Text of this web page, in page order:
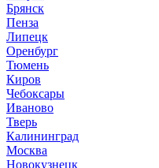
Брянск
Пенза
Липецк
Оренбург
Тюмень
Киров
Чебоксары
Иваново
Тверь
Калининград
Москва
Новокузнецк